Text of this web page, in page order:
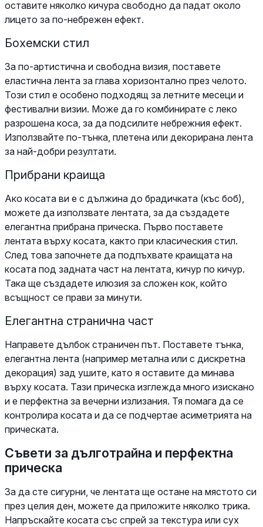
оставите няколко кичура свободно да падат около
лицето за по-небрежен ефект.
Бохемски стил
За по-артистична и свободна визия, поставете
еластична лента за глава хоризонтално през челото.
Този стил е особено подходящ за летните месеци и
фестивални визии. Може да го комбинирате с леко
разрошена коса, за да подсилите небрежния ефект.
Използвайте по-тънка, плетена или декорирана лента
за най-добри резултати.
Прибрани краища
Ако косата ви е с дължина до брадичката (къс боб),
можете да използвате лентата, за да създадете
елегантна прибрана прическа. Първо поставете
лентата върху косата, както при класическия стил.
След това започнете да подпъхвате краищата на
косата под задната част на лентата, кичур по кичур.
Така ще създадете илюзия за сложен кок, който
всъщност се прави за минути.
Елегантна странична част
Направете дълбок страничен път. Поставете тънка,
елегантна лента (например метална или с дискретна
декорация) зад ушите, като я оставите да минава
върху косата. Тази прическа изглежда много изискано
и е перфектна за вечерни излизания. Тя помага да се
контролира косата и да се подчертае асиметрията на
прическата.
Съвети за дълготрайна и перфектна
прическа
За да сте сигурни, че лентата ще остане на мястото си
през целия ден, можете да приложите няколко трика.
Напръскайте косата със спрей за текстура или сух